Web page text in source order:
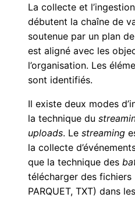
La collecte et
débutent la chaîne de
soutenue par un plan
est aligné avec les
l’organisation. Les
sont identifiés.
Il existe deux modes
la technique du
uploads. Le streaming
la collecte
que la technique des
télécharger des fichiers
PARQUET, TXT) dans